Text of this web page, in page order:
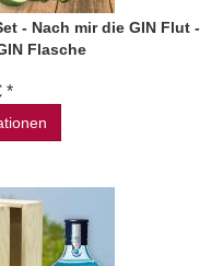
- Nach mir die GIN Flut -
Flasche
*